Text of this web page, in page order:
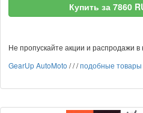
Купить за 7860
Не пропускайте акции и распродажи
GearUp AutoMoto ///подобные товары